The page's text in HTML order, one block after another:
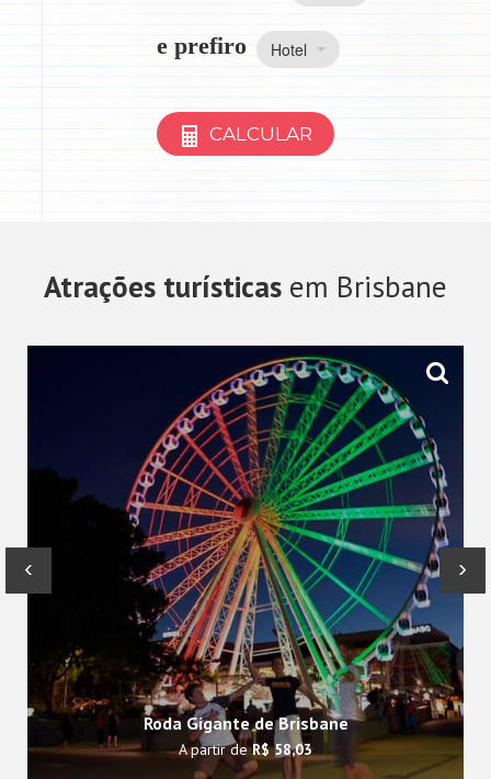
e prefiro Hotel
CALCULAR
Atrações turísticas em Brisbane
Roda Gigante de Brisbane
A partir deR$ 58,03
‹ ›